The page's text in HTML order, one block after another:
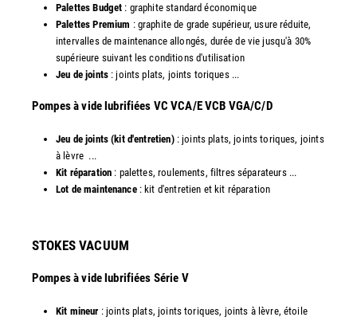
Palettes Budget : graphite standard économique
Palettes Premium : graphite de grade supérieur, usure réduite,
intervalles de maintenance allongés, durée de vie jusqu'à 30%
supérieure suivant les conditions d'utilisation
Jeu de joints: joints plats, joints toriques ...
​Pompes à vide lubrifiées VC VCA/E VCB VGA/C/D
Jeu de joints (kit d'entretien) : joints plats, joints toriques, joints
à lèvre ...
Kit réparation : palettes, roulements, filtres séparateurs ...
Lot de maintenance: kit d'entretien et kit réparation​
STOKES VACUUM
Pompes à vide lubrifiées Série V
Kit mineur : joints plats, joints toriques, joints à lèvre, étoile